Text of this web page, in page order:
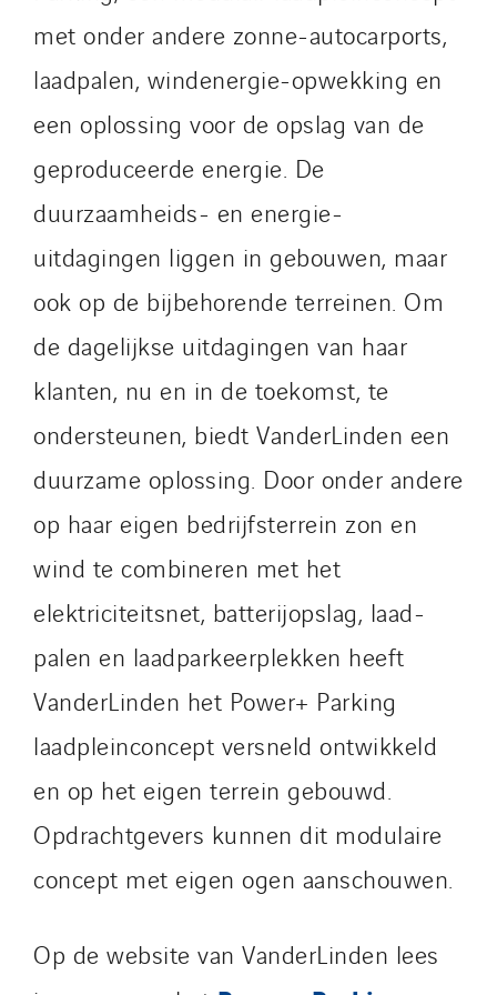
met onder andere zonne-autocarports,
laadpalen, windenergie-opwekking en
een oplossing voor de opslag van de
geproduceerde energie. De
duurzaamheids- en energie-
uitdagingen liggen in gebouwen, maar
ook op de bijbehorende terreinen. Om
de dagelijkse uitdagingen van haar
klanten, nu en in de toekomst, te
ondersteunen, biedt VanderLinden een
duurzame oplossing. Door onder andere
op haar eigen bedrijfsterrein zon en
wind te combineren met het
elektriciteitsnet, batterijopslag, laad-
palen en laadparkeerplekken heeft
VanderLinden het Power+ Parking
laadpleinconcept versneld ontwikkeld
en op het eigen terrein gebouwd.
Opdrachtgevers kunnen dit modulaire
concept met eigen ogen aanschouwen.
Op de website van VanderLinden lees
Omnidec
Paumier Industrie
Paumier Marine
Paumier SA
Process Energy
Provelec Sud
Qivy Habitat
Qivy Tertiaire
Roiret Energies
Saga Tertiaire
Salendre Réseaux
Santerne Alsace
Santerne Angouleme
Santerne Aquitaine
Santerne Champagne Ardenne
Santerne Fluides
Santerne IDF
Santerne Tertiaire et Santé
Sarrasola
Schoro Electricité
Schuh Bodentechnik
SCIE Puy de Dome
SDEL Atlantis
SDEL Navis